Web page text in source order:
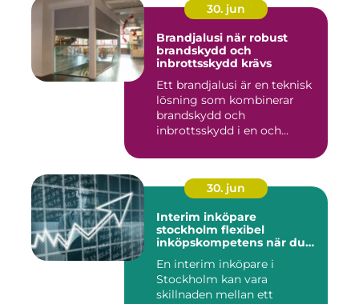
30. jun
Brandjalusi när robust
brandskydd och
inbrottsskydd krävs
Ett brandjalusi är en teknisk
lösning som kombinerar
brandskydd och
inbrottsskydd i en och
30. jun
Interim inköpare
stockholm flexibel
inköpskompetens när du
En interim inköpare i
Stockholm kan vara
skillnaden mellan ett